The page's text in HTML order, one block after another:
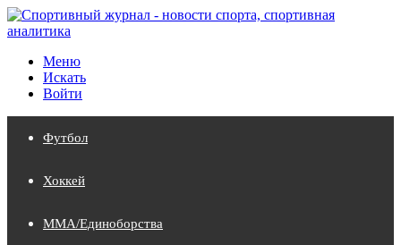
Меню
Искать
Войти
Футбол
Хоккей
MMA/Единоборства